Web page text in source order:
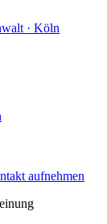
· Köln
aufnehmen